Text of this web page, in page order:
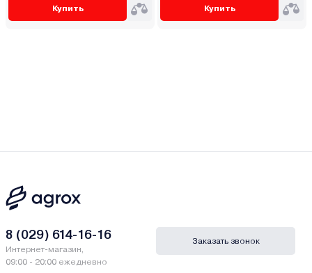
Купить Купить
8 (029) 614-16-16
Интернет-магазин,
09:00 - 20:00 ежедневно
Заказать звонок